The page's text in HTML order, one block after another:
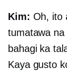
Kim: Oh, ito
tumatawa na
bahagi ka
Kaya gusto